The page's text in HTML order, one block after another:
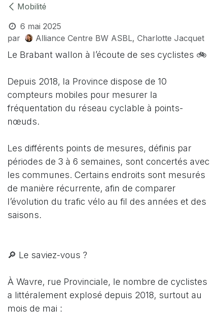
Mobilité
6 mai 2025
par
Alliance Centre BW ASBL, Charlotte Jacquet
Le Brabant wallon à l’écoute de ses cyclistes 🚲
Depuis 2018, la Province dispose de 10
compteurs mobiles pour mesurer la
fréquentation du réseau cyclable à points-
nœuds.
Les différents points de mesures, définis par
périodes de 3 à 6 semaines, sont concertés avec
les communes. Certains endroits sont mesurés
de manière récurrente, afin de comparer
l’évolution du trafic vélo au fil des années et des
saisons.
🔎 Le saviez-vous ?
À Wavre, rue Provinciale, le nombre de cyclistes
a littéralement explosé depuis 2018, surtout au
mois de mai :